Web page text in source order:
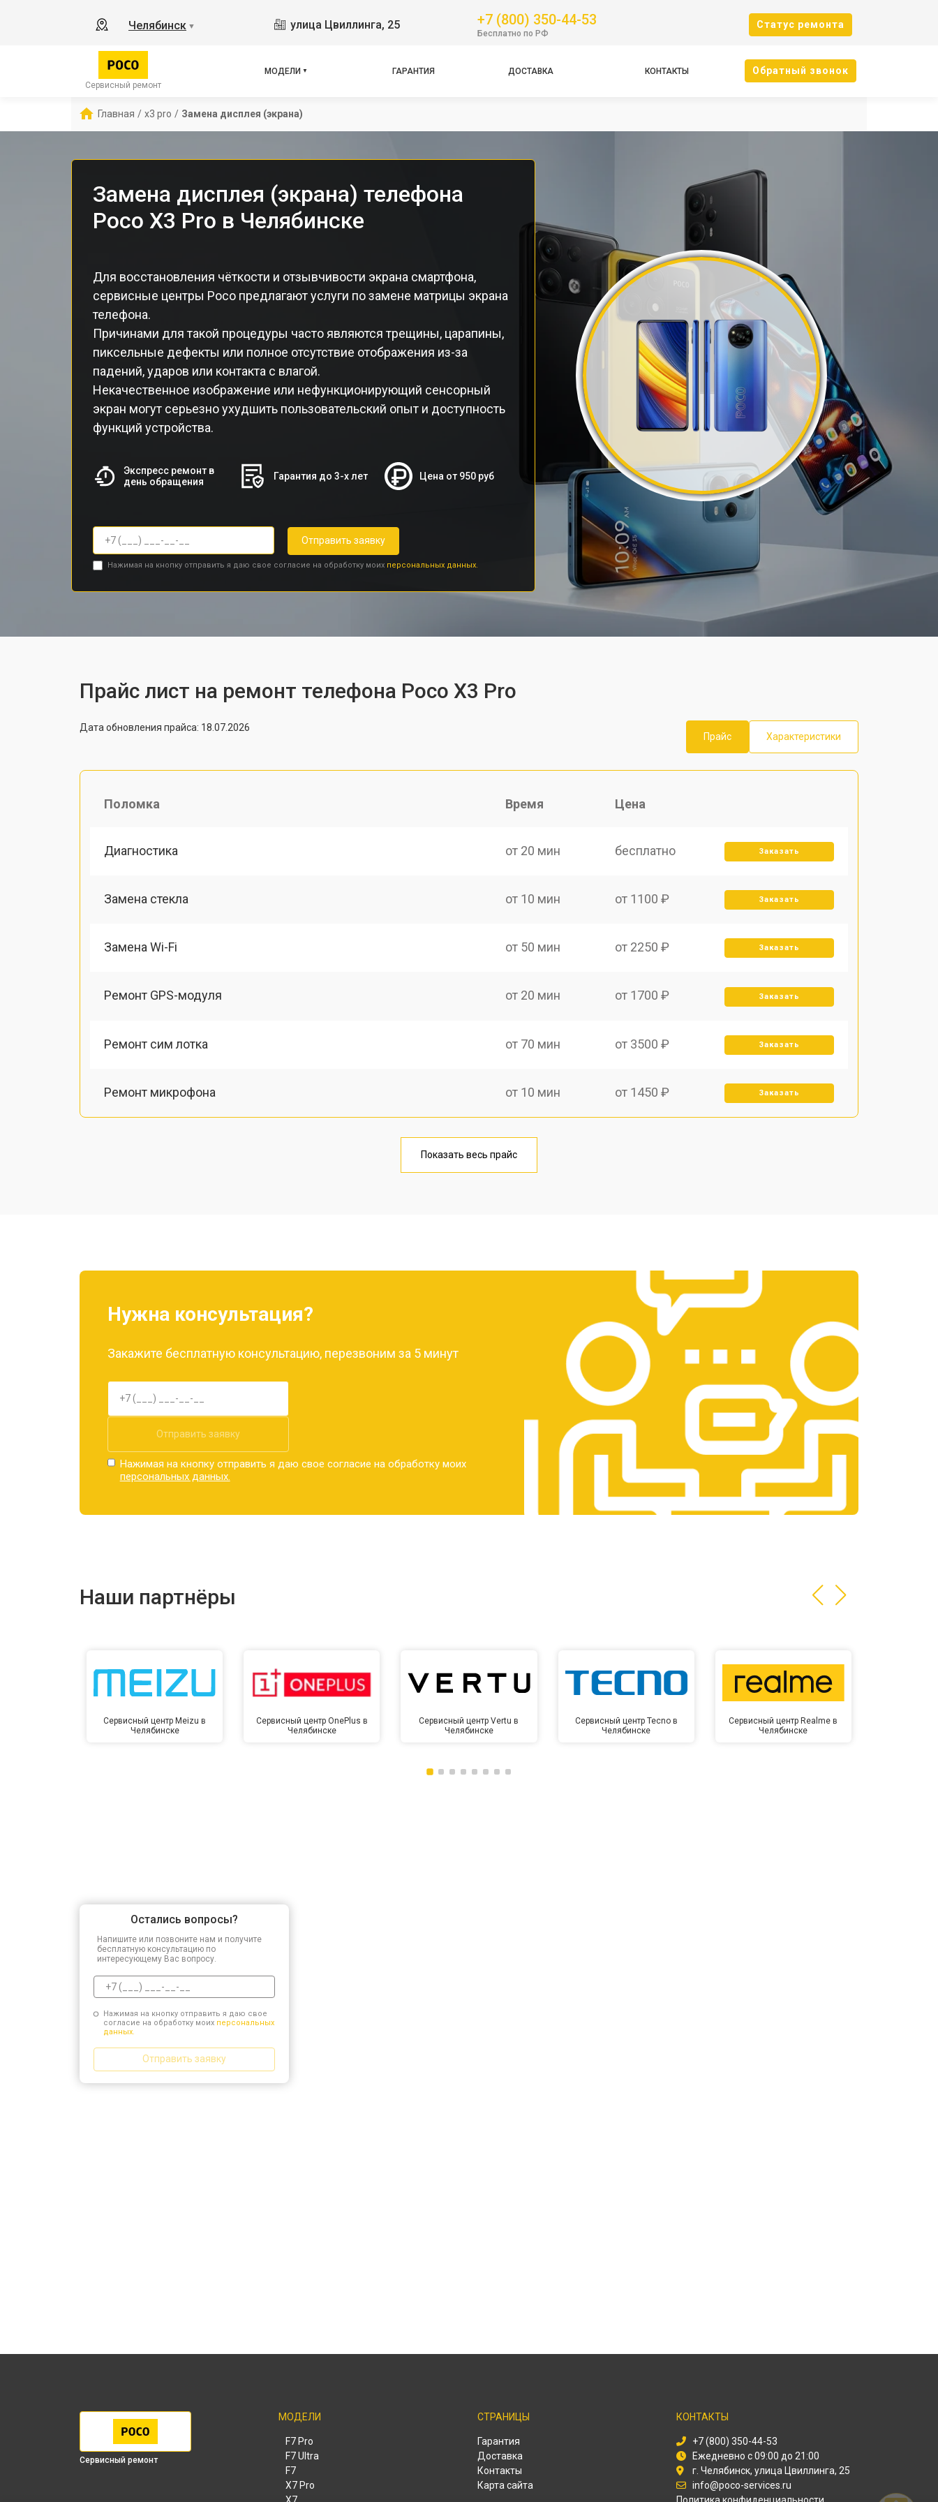
Челябинск ▼ улица Цвиллинга, 25 +7 (800) 350-44-53
Бесплатно по РФ
Cтатус ремонта
Сервисный ремонт
МОДЕЛИ
X2
X3 NFC
F2 Pro
ГАРАНТИЯ ДОСТАВКА КОНТАКТЫ Oбратный звонок
Главная / x3 pro / Замена дисплея (экрана)
Замена дисплея (экрана) телефона
Poco X3 Pro в Челябинске
Для восстановления чёткости и отзывчивости экрана смартфона,
сервисные центры Poco предлагают услуги по замене матрицы экрана
телефона.
Причинами для такой процедуры часто являются трещины, царапины,
пиксельные дефекты или полное отсутствие отображения из-за
падений, ударов или контакта с влагой.
Некачественное изображение или нефункционирующий сенсорный
экран могут серьезно ухудшить пользовательский опыт и доступность
функций устройства.
Экспресс ремонт в
день обращения
Гарантия до 3-х лет Цена от 950 руб
Отправить заявку
Нажимая на кнопку отправить я даю свое согласие на обработку моих персональных данных.
Прайс лист на ремонт телефона Poco X3 Pro
Дата обновления прайса: 18.07.2026
Прайс
Характеристики
Поломка Время Цена
Диагностика от 20 мин бесплатно Заказать
Замена стекла от 10 мин от 1100 ₽ Заказать
Замена Wi-Fi от 50 мин от 2250 ₽ Заказать
Ремонт GPS-модуля от 20 мин от 1700 ₽ Заказать
Ремонт сим лотка от 70 мин от 3500 ₽ Заказать
Ремонт микрофона от 10 мин от 1450 ₽ Заказать
от 40 мин
от 3300 ₽
от 1400 ₽ Заказать
Замена дисплея (экрана) от 2700 ₽ Заказать
Замена аккумулятора от 950 ₽ Заказать
Замена кнопки включения от 1750 ₽
Показать весь прайс
Нужна консультация?
Закажите бесплатную консультацию, перезвоним за 5 минут
Отправить заявку
Нажимая на кнопку отправить я даю свое согласие на обработку моих
персональных данных.
Наши партнёры
Сервисный центр Meizu в
Челябинске
Сервисный центр OnePlus в
Челябинске
Сервисный центр Vertu в
Челябинске
Сервисный центр Tecno в
Челябинске
Сервисный центр Realme в
Челябинске
Остались вопросы?
Напишите или позвоните нам и получите
бесплатную консультацию по
интересующему Вас вопросу.
Нажимая на кнопку отправить я даю свое
согласие на обработку моих персональных
данных.
Отправить заявку
Сервисный ремонт
МОДЕЛИ
F7 Pro
F7 Ultra
F7
X7 Pro
СТРАНИЦЫ
Гарантия
Доставка
Контакты
Карта сайта
КОНТАКТЫ
+7 (800) 350-44-53
Ежедневно с 09:00 до 21:00
г. Челябинск, улица Цвиллинга, 25
info@poco-services.ru